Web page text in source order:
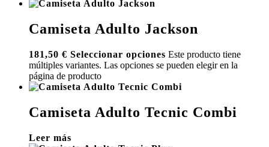
Camiseta Adulto Jackson
181,50 € Seleccionar opciones Este producto tiene
múltiples variantes. Las opciones se pueden elegir en la
página de producto
Camiseta Adulto Tecnic Combi
Leer más